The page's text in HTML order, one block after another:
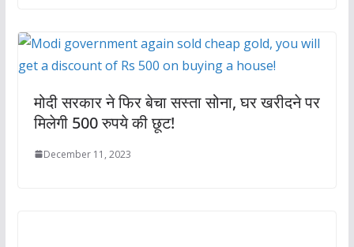
मोदी सरकार ने फिर बेचा सस्ता सोना, घर खरीदने पर
मिलेगी 500 रुपये की छूट!
December 11, 2023